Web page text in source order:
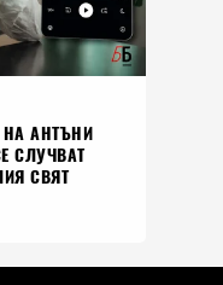
НА АНТЪНИ
СЛУЧВАТ
СВЯТ